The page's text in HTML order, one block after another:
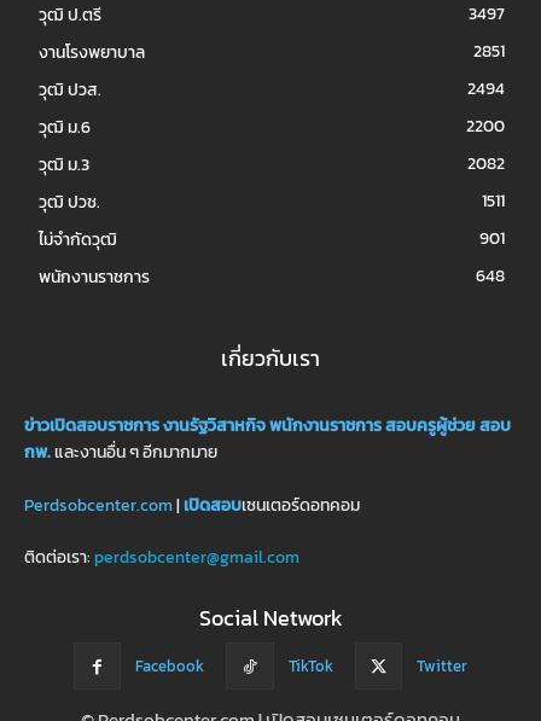
วุฒิ ป.ตรี
3497
งานโรงพยาบาล
2851
วุฒิ ปวส.
2494
วุฒิ ม.6
2200
วุฒิ ม.3
2082
วุฒิ ปวช.
1511
ไม่จำกัดวุฒิ
901
พนักงานราชการ
648
เกี่ยวกับเรา
ข่าวเปิดสอบราชการงานรัฐวิสาหกิจพนักงานราชการสอบครูผู้ช่วยสอบ
กพ.และงานอื่น ๆ อีกมากมาย
Perdsobcenter.com|เปิดสอบเซนเตอร์ดอทคอม
ติดต่อเรา: perdsobcenter@gmail.com
Social Network
Facebook TikTok Twitter